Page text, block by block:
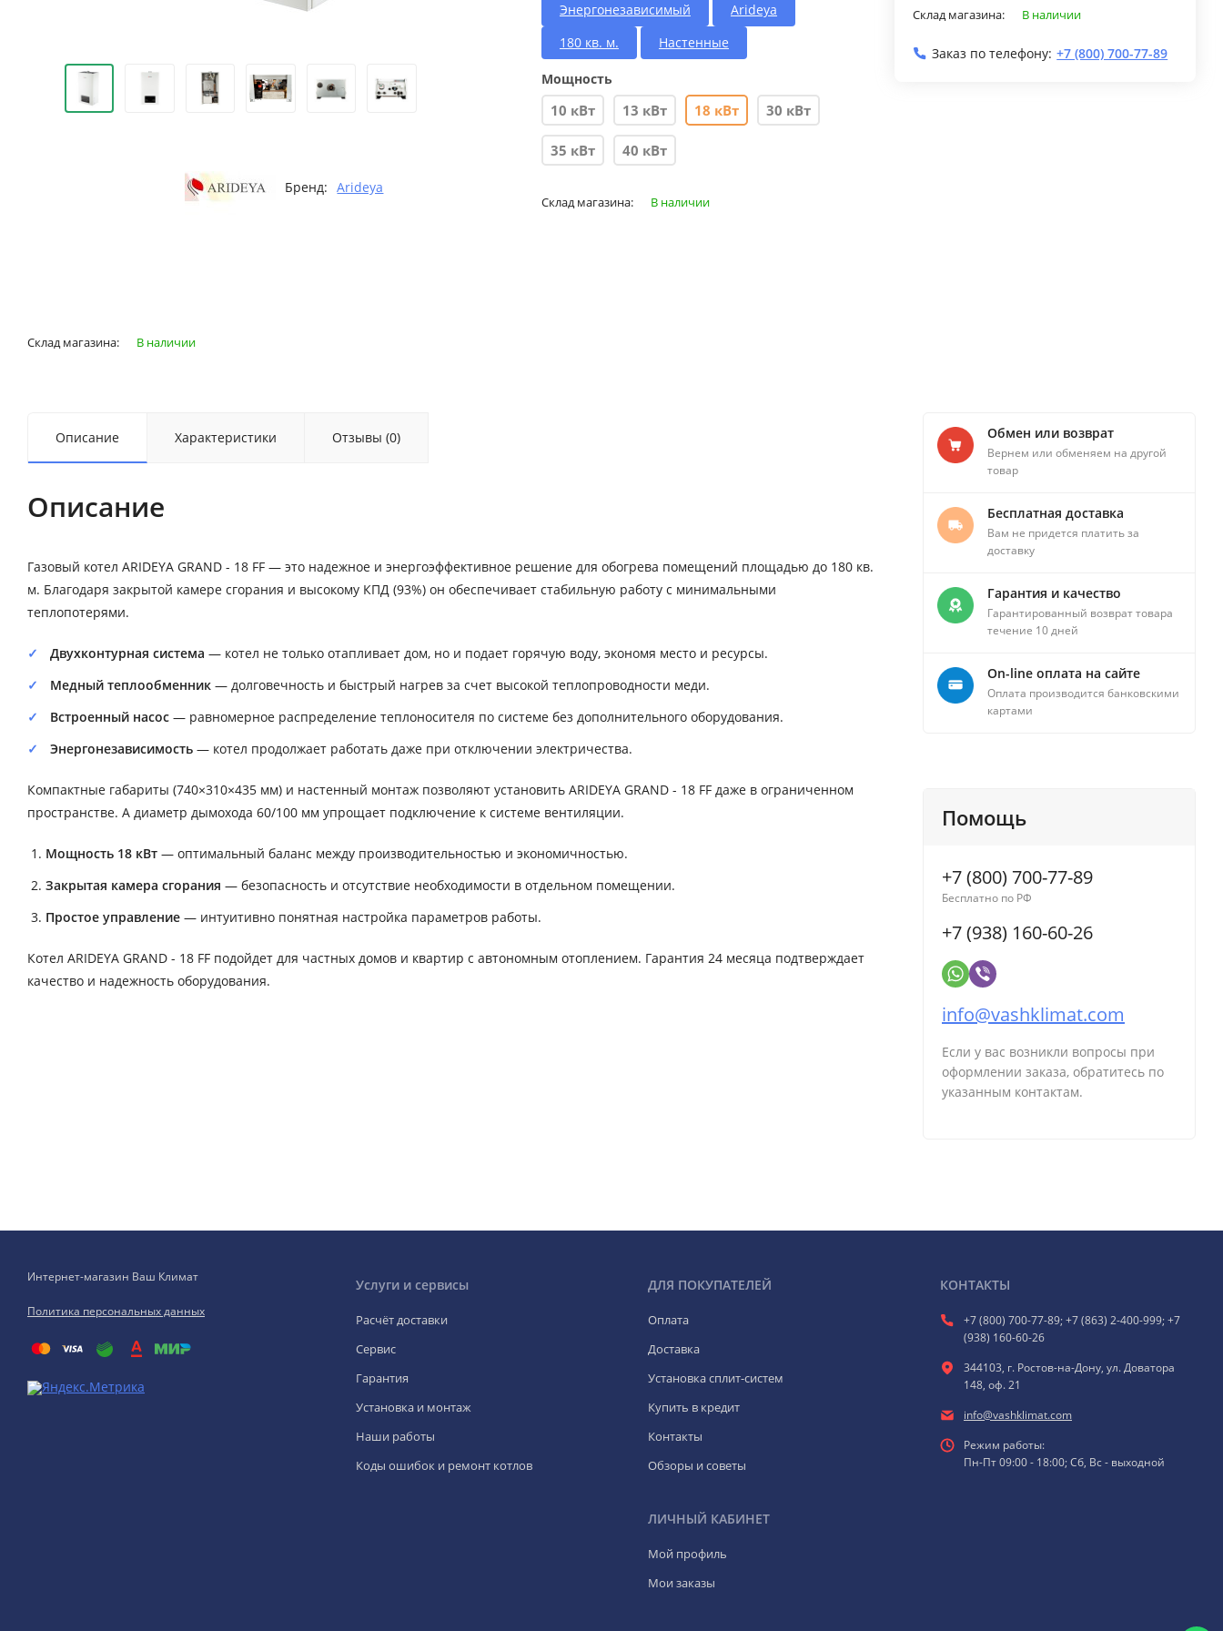
Бренд: Arideya
Энергонезависимый
Arideya
180 кв. м.
Настенные
Мощность
10 кВт 13 кВт 18 кВт 30 кВт
35 кВт 40 кВт
Склад магазина: В наличии
Склад магазина: В наличии
Заказ по телефону: +7 (800) 700-77-89
Склад магазина: В наличии
Описание Характеристики Отзывы (0)
Описание
Газовый котел ARIDEYA GRAND - 18 FF — это надежное и энергоэффективное решение для обогрева помещений площадью до 180 кв.
м. Благодаря закрытой камере сгорания и высокому КПД (93%) он обеспечивает стабильную работу с минимальными
теплопотерями.
Двухконтурная система — котел не только отапливает дом, но и подает горячую воду, экономя место и ресурсы.
Медный теплообменник — долговечность и быстрый нагрев за счет высокой теплопроводности меди.
Встроенный насос — равномерное распределение теплоносителя по системе без дополнительного оборудования.
Энергонезависимость — котел продолжает работать даже при отключении электричества.
Компактные габариты (740×310×435 мм) и настенный монтаж позволяют установить ARIDEYA GRAND - 18 FF даже в ограниченном
пространстве. А диаметр дымохода 60/100 мм упрощает подключение к системе вентиляции.
Мощность 18 кВт — оптимальный баланс между производительностью и экономичностью.
Закрытая камера сгорания — безопасность и отсутствие необходимости в отдельном помещении.
Простое управление — интуитивно понятная настройка параметров работы.
Котел ARIDEYA GRAND - 18 FF подойдет для частных домов и квартир с автономным отоплением. Гарантия 24 месяца подтверждает
качество и надежность оборудования.
Обмен или возврат
Вернем или обменяем на другой
товар
Бесплатная доставка
Вам не придется платить за
доставку
Гарантия и качество
Гарантированный возврат товара
течение 10 дней
On-line оплата на сайте
Оплата производится банковскими
картами
Помощь
+7 (800) 700-77-89
Бесплатно по РФ
+7 (938) 160-60-26
info@vashklimat.com
Если у вас возникли вопросы при
оформлении заказа, обратитесь по
указанным контактам.
Интернет-магазин Ваш Климат
Политика персональных данных
Услуги и сервисы
Расчёт доставки
Сервис
Гарантия
Установка и монтаж
Наши работы
Коды ошибок и ремонт котлов
ДЛЯ ПОКУПАТЕЛЕЙ
Оплата
Доставка
Установка сплит-систем
Купить в кредит
Контакты
Обзоры и советы
ЛИЧНЫЙ КАБИНЕТ
Мой профиль
Мои заказы
КОНТАКТЫ
+7 (800) 700-77-89; +7 (863) 2-400-999; +7
(938) 160-60-26
344103, г. Ростов-на-Дону, ул. Доватора
148, оф. 21
info@vashklimat.com
Режим работы:
Пн-Пт 09:00 - 18:00; Сб, Вс - выходной